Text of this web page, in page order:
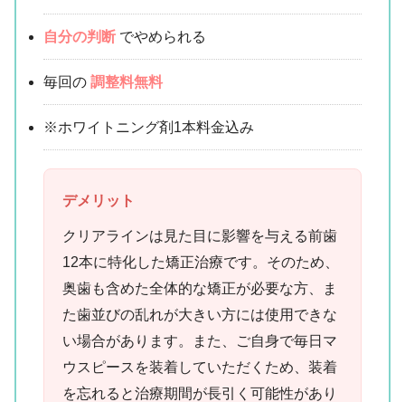
自分の判断 でやめられる
毎回の 調整料無料
※ホワイトニング剤1本料金込み
デメリット
クリアラインは見た目に影響を与える前歯
12本に特化した矯正治療です。そのため、
奥歯も含めた全体的な矯正が必要な方、ま
た歯並びの乱れが大きい方には使用できな
い場合があります。また、ご自身で毎日マ
ウスピースを装着していただくため、装着
を忘れると治療期間が長引く可能性があり